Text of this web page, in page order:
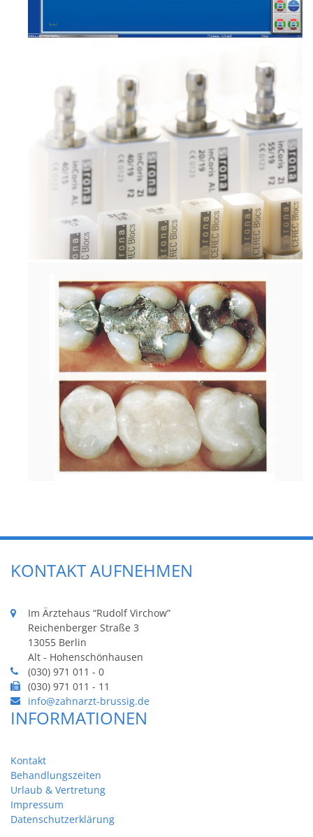
KONTAKT AUFNEHMEN
Im Ärztehaus “Rudolf Virchow”
Reichenberger Straße 3
13055 Berlin
Alt - Hohenschönhausen
(030) 971 011 - 0
(030) 971 011 - 11
info@zahnarzt-brussig.de
INFORMATIONEN
Kontakt
Behandlungszeiten
Urlaub & Vertretung
Impressum
Datenschutzerklärung